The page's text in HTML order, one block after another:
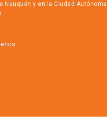
Neuquén y en la Ciudad Autónoma